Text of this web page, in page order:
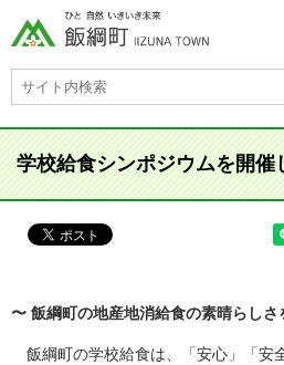
学校給食シンポジウムを開催
〜 飯綱町の地産地消給食の素晴らしさ
飯綱町の学校給食は、「安心」「安